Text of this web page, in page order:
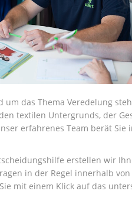
um das Thema Veredelung
textilen Untergrunds, der
erfahrenes Team berät
erstellen wir
in der Regel innerhalb
mit einem Klick auf das